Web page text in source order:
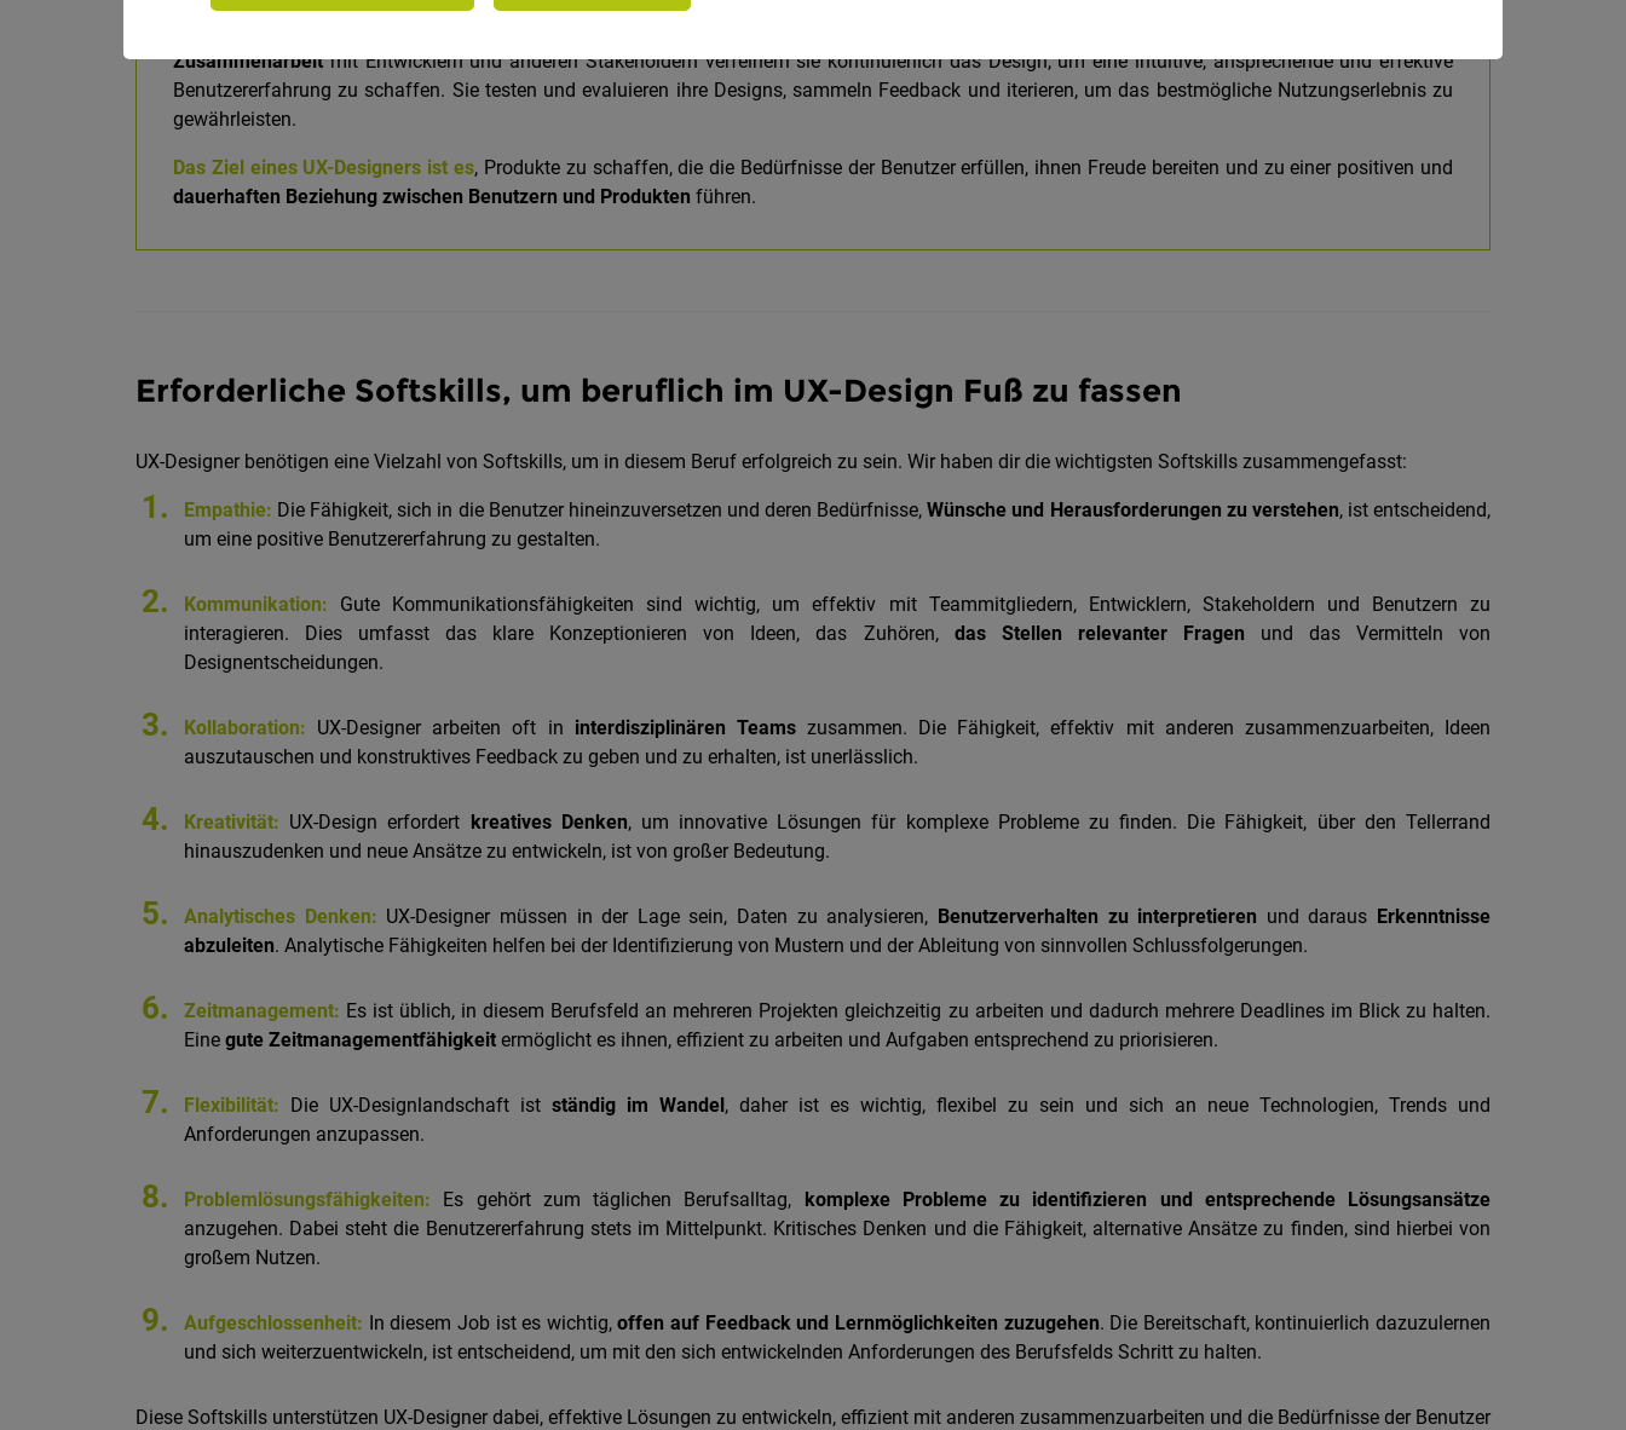
Zusammenarbeitmit Entwicklern und anderen Stakeholdern verfeinern sie kontinuierlich das Design, um eine intuitive, ansprechende und effektive
Benutzererfahrung zu schaffen. Sie testen und evaluieren ihre Designs, sammeln Feedback und iterieren, um das bestmögliche Nutzungserlebnis zu
gewährleisten.
Das Ziel eines UX-Designers ist es, Produkte zu schaffen, die die Bedürfnisse der Benutzer erfüllen, ihnen Freude bereiten und zu einer positiven und
dauerhaften Beziehung zwischen Benutzern und Produkten führen.
Erforderliche Softskills, um beruflich im UX-Design Fuß zu fassen
UX-Designer benötigen eine Vielzahl von Softskills, um in diesem Beruf erfolgreich zu sein. Wir haben dir die wichtigsten Softskills zusammengefasst:
1. Empathie: Die Fähigkeit, sich in die Benutzer hineinzuversetzen und deren Bedürfnisse,Wünsche und Herausforderungen zu verstehen, ist entscheidend,
um eine positive Benutzererfahrung zu gestalten.
2. Kommunikation: Gute Kommunikationsfähigkeiten sind wichtig, um effektiv mit Teammitgliedern, Entwicklern, Stakeholdern und Benutzern zu
interagieren. Dies umfasst das klare Konzeptionieren von Ideen, das Zuhören, das Stellen relevanter Fragen und das Vermitteln von
Designentscheidungen.
3. Kollaboration: UX-Designer arbeiten oft in interdisziplinären Teamszusammen. Die Fähigkeit, effektiv mit anderen zusammenzuarbeiten, Ideen
auszutauschen und konstruktives Feedback zu geben und zu erhalten, ist unerlässlich.
4. Kreativität: UX-Design erfordert kreatives Denken, um innovative Lösungen für komplexe Probleme zu finden. Die Fähigkeit, über den Tellerrand
hinauszudenken und neue Ansätze zu entwickeln, ist von großer Bedeutung.
5. Analytisches Denken: UX-Designer müssen in der Lage sein, Daten zu analysieren, Benutzerverhalten zu interpretieren und daraus Erkenntnisse
abzuleiten. Analytische Fähigkeiten helfen bei der Identifizierung von Mustern und der Ableitung von sinnvollen Schlussfolgerungen.
6. Zeitmanagement: Es ist üblich, in diesem Berufsfeld an mehreren Projekten gleichzeitig zu arbeiten und dadurch mehrere Deadlines im Blick zu halten.
Eine gute Zeitmanagementfähigkeit ermöglicht es ihnen, effizient zu arbeiten und Aufgaben entsprechend zu priorisieren.
7. Flexibilität: Die UX-Designlandschaft ist ständig im Wandel, daher ist es wichtig, flexibel zu sein und sich an neue Technologien, Trends und
Anforderungen anzupassen.
8. Problemlösungsfähigkeiten: Es gehört zum täglichen Berufsalltag, komplexe Probleme zu identifizieren und entsprechende Lösungsansätze
anzugehen. Dabei steht die Benutzererfahrung stets im Mittelpunkt. Kritisches Denken und die Fähigkeit, alternative Ansätze zu finden, sind hierbei von
großem Nutzen.
9. Aufgeschlossenheit: In diesem Job ist es wichtig,offen auf Feedback und Lernmöglichkeiten zuzugehen. Die Bereitschaft, kontinuierlich dazuzulernen
und sich weiterzuentwickeln, ist entscheidend, um mit den sich entwickelnden Anforderungen des Berufsfelds Schritt zu halten.
Diese Softskills unterstützen UX-Designer dabei, effektive Lösungen zu entwickeln, effizient mit anderen zusammenzuarbeiten und die Bedürfnisse der Benutzer